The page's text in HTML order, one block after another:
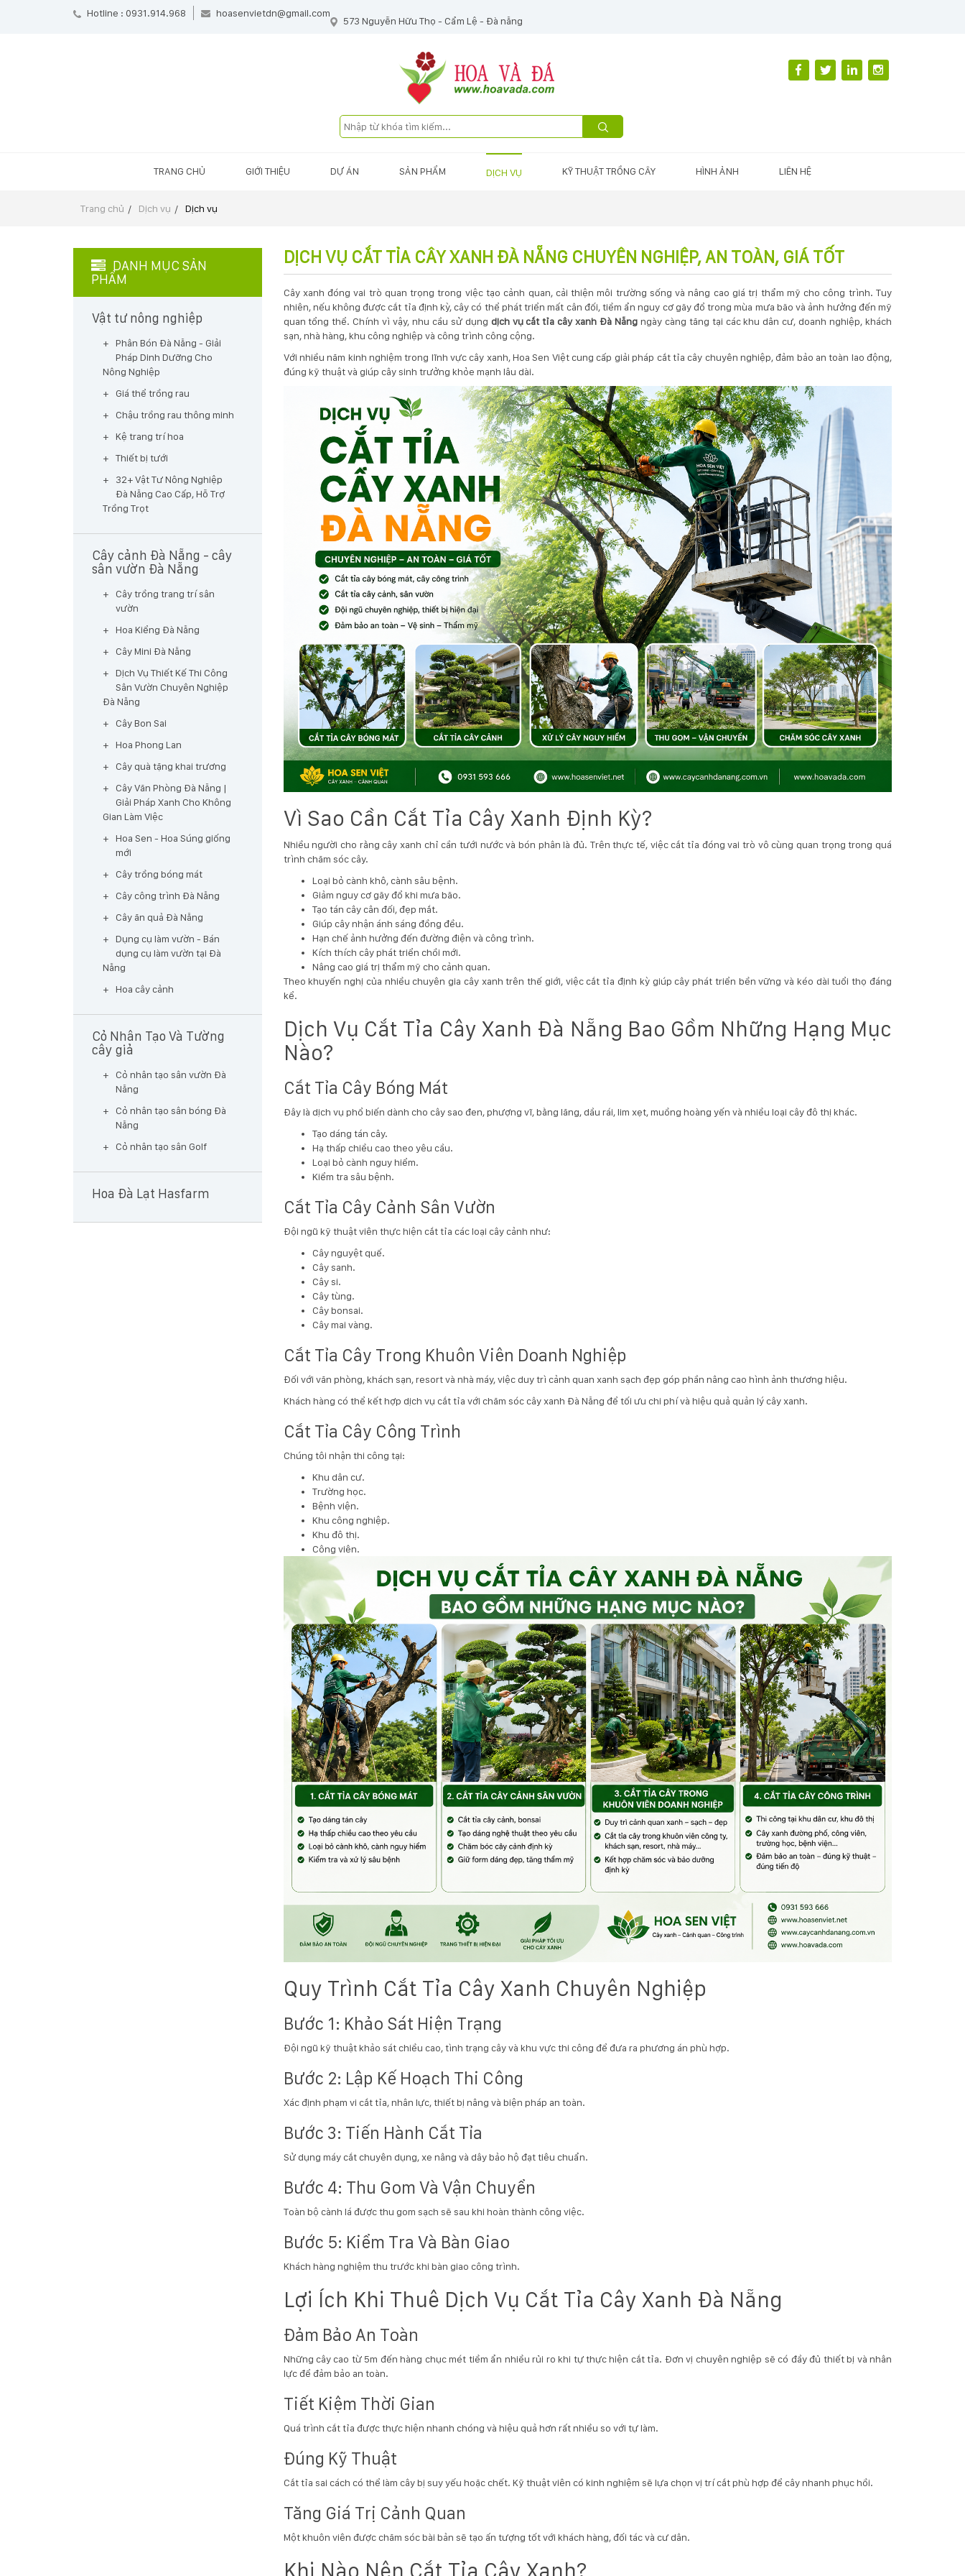
Hotline : 0931.914.968 hoasenvietdn@gmail.com
573 Nguyễn Hữu Thọ - Cẩm Lệ - Đà nẵng
TRANG CHỦ GIỚI THIỆU DỰ ÁN SẢN PHẨM DỊCH VỤ KỸ THUẬT TRỒNG CÂY HÌNH ẢNH LIÊN HỆ
Trang chủ Dịch vụ Dịch vụ
DANH MỤC SẢN
PHẨM
Vật tư nông nghiệp
Phân Bón Đà Nẵng - Giải
Pháp Dinh Dưỡng Cho
Nông Nghiệp
Giá thể trồng rau
Chậu trồng rau thông minh
Kệ trang trí hoa
Thiết bị tưới
32+ Vật Tư Nông Nghiệp
Đà Nẵng Cao Cấp, Hỗ Trợ
Trồng Trọt
Cây cảnh Đà Nẵng - cây
sân vườn Đà Nẵng
Cây trồng trang trí sân
vườn
Hoa Kiểng Đà Nẵng
Cây Mini Đà Nẵng
Dịch Vụ Thiết Kế Thi Công
Sân Vườn Chuyên Nghiệp
Đà Nẵng
Cây Bon Sai
Hoa Phong Lan
Cây quà tặng khai trương
Cây Văn Phòng Đà Nẵng |
Giải Pháp Xanh Cho Không
Gian Làm Việc
Hoa Sen - Hoa Súng giống
mới
Cây trồng bóng mát
Cây công trình Đà Nẵng
Cây ăn quả Đà Nẵng
Dụng cụ làm vườn - Bán
dụng cụ làm vườn tại Đà
Nẵng
Hoa cây cảnh
Cỏ Nhân Tạo Và Tường
cây giả
Cỏ nhân tạo sân vườn Đà
Nẵng
Cỏ nhân tạo sân bóng Đà
Nẵng
Cỏ nhân tạo sân Golf
Hoa Đà Lạt Hasfarm
DỊCH VỤ CẮT TỈA CÂY XANH ĐÀ NẴNG CHUYÊN NGHIỆP, AN TOÀN, GIÁ TỐT
Cây xanh đóng vai trò quan trọng trong việc tạo cảnh quan, cải thiện môi trường sống và nâng cao giá trị thẩm mỹ cho công trình. Tuy
nhiên, nếu không được cắt tỉa định kỳ, cây có thể phát triển mất cân đối, tiềm ẩn nguy cơ gãy đổ trong mùa mưa bão và ảnh hưởng đến mỹ
quan tổng thể. Chính vì vậy, nhu cầu sử dụng dịch vụ cắt tỉa cây xanh Đà Nẵngngày càng tăng tại các khu dân cư, doanh nghiệp, khách
sạn, nhà hàng, khu công nghiệp và công trình công cộng.
Với nhiều năm kinh nghiệm trong lĩnh vực cây xanh,Hoa Sen Việtcung cấp giải pháp cắt tỉa cây chuyên nghiệp, đảm bảo an toàn lao động,
đúng kỹ thuật và giúp cây sinh trưởng khỏe mạnh lâu dài.
Vì Sao Cần Cắt Tỉa Cây Xanh Định Kỳ?
Nhiều người cho rằng cây xanh chỉ cần tưới nước và bón phân là đủ. Trên thực tế, việc cắt tỉa đóng vai trò vô cùng quan trọng trong quá
trình chăm sóc cây.
Loại bỏ cành khô, cành sâu bệnh.
Giảm nguy cơ gãy đổ khi mưa bão.
Tạo tán cây cân đối, đẹp mắt.
Giúp cây nhận ánh sáng đồng đều.
Hạn chế ảnh hưởng đến đường điện và công trình.
Kích thích cây phát triển chồi mới.
Nâng cao giá trị thẩm mỹ cho cảnh quan.
Theo khuyến nghị của nhiều chuyên gia cây xanh trên thế giới, việc cắt tỉa định kỳ giúp cây phát triển bền vững và kéo dài tuổi thọ đáng
kể.
Dịch Vụ Cắt Tỉa Cây Xanh Đà Nẵng Bao Gồm Những Hạng Mục
Nào?
Cắt Tỉa Cây Bóng Mát
Đây là dịch vụ phổ biến dành cho cây sao đen, phượng vĩ, bằng lăng, dầu rái, lim xẹt, muồng hoàng yến và nhiều loại cây đô thị khác.
Tạo dáng tán cây.
Hạ thấp chiều cao theo yêu cầu.
Loại bỏ cành nguy hiểm.
Kiểm tra sâu bệnh.
Cắt Tỉa Cây Cảnh Sân Vườn
Đội ngũ kỹ thuật viên thực hiện cắt tỉa các loại cây cảnh như:
Cây nguyệt quế.
Cây sanh.
Cây si.
Cây tùng.
Cây bonsai.
Cây mai vàng.
Cắt Tỉa Cây Trong Khuôn Viên Doanh Nghiệp
Đối với văn phòng, khách sạn, resort và nhà máy, việc duy trì cảnh quan xanh sạch đẹp góp phần nâng cao hình ảnh thương hiệu.
Khách hàng có thể kết hợp dịch vụ cắt tỉa với chăm sóc cây xanh Đà Nẵng để tối ưu chi phí và hiệu quả quản lý cây xanh.
Cắt Tỉa Cây Công Trình
Chúng tôi nhận thi công tại:
Khu dân cư.
Trường học.
Bệnh viện.
Khu công nghiệp.
Khu đô thị.
Công viên.
Quy Trình Cắt Tỉa Cây Xanh Chuyên Nghiệp
Bước 1: Khảo Sát Hiện Trạng
Đội ngũ kỹ thuật khảo sát chiều cao, tình trạng cây và khu vực thi công để đưa ra phương án phù hợp.
Bước 2: Lập Kế Hoạch Thi Công
Xác định phạm vi cắt tỉa, nhân lực, thiết bị nâng và biện pháp an toàn.
Bước 3: Tiến Hành Cắt Tỉa
Sử dụng máy cắt chuyên dụng, xe nâng và dây bảo hộ đạt tiêu chuẩn.
Bước 4: Thu Gom Và Vận Chuyển
Toàn bộ cành lá được thu gom sạch sẽ sau khi hoàn thành công việc.
Bước 5: Kiểm Tra Và Bàn Giao
Khách hàng nghiệm thu trước khi bàn giao công trình.
Lợi Ích Khi Thuê Dịch Vụ Cắt Tỉa Cây Xanh Đà Nẵng
Đảm Bảo An Toàn
Những cây cao từ 5m đến hàng chục mét tiềm ẩn nhiều rủi ro khi tự thực hiện cắt tỉa. Đơn vị chuyên nghiệp sẽ có đầy đủ thiết bị và nhân
lực để đảm bảo an toàn.
Tiết Kiệm Thời Gian
Quá trình cắt tỉa được thực hiện nhanh chóng và hiệu quả hơn rất nhiều so với tự làm.
Đúng Kỹ Thuật
Cắt tỉa sai cách có thể làm cây bị suy yếu hoặc chết. Kỹ thuật viên có kinh nghiệm sẽ lựa chọn vị trí cắt phù hợp để cây nhanh phục hồi.
Tăng Giá Trị Cảnh Quan
Một khuôn viên được chăm sóc bài bản sẽ tạo ấn tượng tốt với khách hàng, đối tác và cư dân.
Khi Nào Nên Cắt Tỉa Cây Xanh?